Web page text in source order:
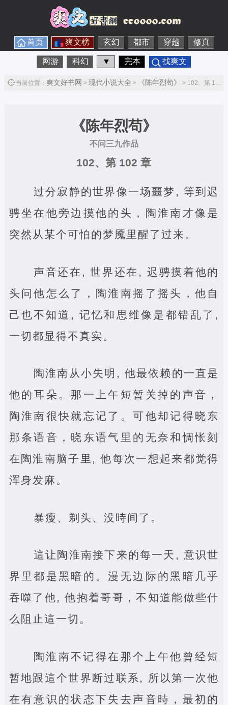
首页 爽文榜 玄幻 都市 穿越 修真
网游 科幻 ▼ 完本 找爽文
当前位置： 爽文好书网 > 现代小说大全 > 《陈年烈苟》 > 102、第 102 章第1节
《陈年烈苟》
不问三九作品
102、第 102 章
过分寂静的世界像一场噩梦, 等到迟
骋坐在他旁边摸他的头，陶淮南才像是
突然从某个可怕的梦魇里醒了过来。
声音还在, 世界还在, 迟骋摸着他的
头问他怎么了，陶淮南摇了摇头，他自
己也不知道, 记忆和思维像是都错乱了,
一切都显得不真实。
陶淮南从小失明, 他最依赖的一直是
他的耳朵。那一上午短暂关掉的声音，
陶淮南很快就忘记了。可他却记得晓东
那条语音，晓东语气里的无奈和惆怅刻
在陶淮南脑子里, 他每次一想起来都觉得
浑身发麻。
暴瘦、剃头、没時间了。
這让陶淮南接下来的每一天, 意识世
界里都是黑暗的。漫无边际的黑暗几乎
吞噬了他, 他抱着哥哥，不知道能做些什
么阻止這一切。
陶淮南不记得在那个上午他曾经短
暂地跟這个世界断过联系, 所以第一次他
在有意识的状态下失去声音時，最初的